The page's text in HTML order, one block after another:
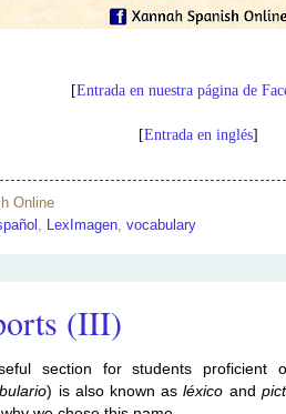
[Entrada en nuestra página de
[Entrada en inglés]
Online
LexImagen vocabulary
(III)
section for students proficient
) is also known asléxico and